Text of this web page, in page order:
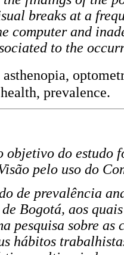
breaks at a
computer and
to the
asthenopia,
prevalence.
objetivo do estudo
pelo uso do
de prevalência
Bogotá, aos
pesquisa sobre
hábitos